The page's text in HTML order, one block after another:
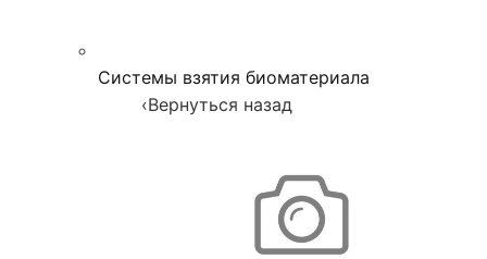
Системы взятия биоматериала
‹Вернуться назад